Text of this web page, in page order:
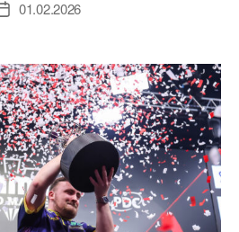
Veröffentlichungsdatum
01.02.2026